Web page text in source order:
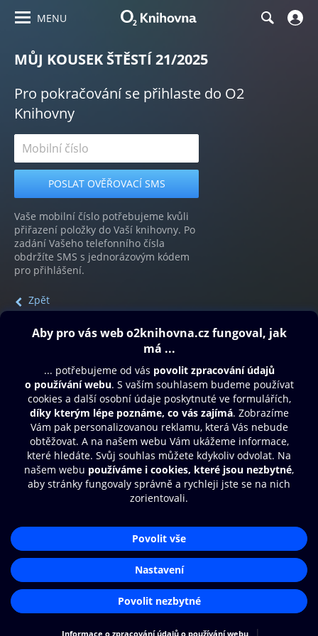
MENU
MŮJ KOUSEK ŠTĚSTÍ 21/2025
Pro pokračování se přihlaste do O2
Knihovny
Vaše mobilní číslo potřebujeme kvůli
přiřazení položky do Vaší knihovny. Po
zadání Vašeho telefonního čísla
obdržíte SMS s jednorázovým kódem
pro přihlášení.
Zpět
Obsah ke stažení
Moje O2 Knihovna
Další zábava
© O2 Czech Republic a.s.
Přístupnost
Zásady zpracování osobních údajů
Nastavení cookies
Aplikace O2 Knihovna
Čti a poslouchej své e-knihy a
audioknihy rychleji a pohodlněji.